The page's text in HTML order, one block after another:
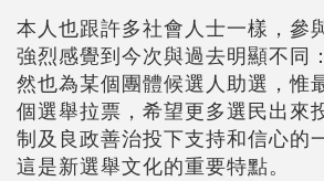
本人也跟許多社會人士一樣，參
強烈感覺到今次與過去明顯不同
然也為某個團體候選人助選，惟
個選舉拉票，希望更多選民出來
制及良政善治投下支持和信心的
這是新選舉文化的重要特點。